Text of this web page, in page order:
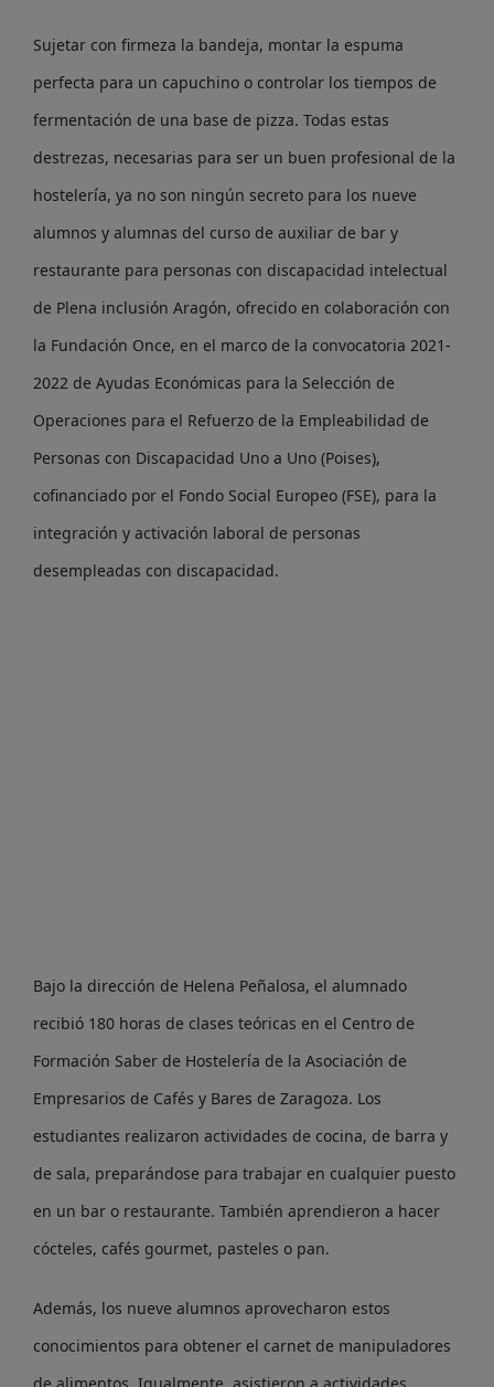
Sujetar con firmeza la bandeja, montar la espuma
perfecta para un capuchino o controlar los tiempos de
fermentación de una base de pizza. Todas estas
destrezas, necesarias para ser un buen profesional de la
hostelería, ya no son ningún secreto para los nueve
alumnos y alumnas del curso de auxiliar de bar y
restaurante para personas con discapacidad intelectual
de Plena inclusión Aragón, ofrecido en colaboración con
la Fundación Once, en el marco de la convocatoria 2021-
2022 de Ayudas Económicas para la Selección de
Operaciones para el Refuerzo de la Empleabilidad de
Personas con Discapacidad Uno a Uno (Poises),
cofinanciado por el Fondo Social Europeo (FSE), para la
integración y activación laboral de personas
desempleadas con discapacidad.
Bajo la dirección de Helena Peñalosa, el alumnado
recibió 180 horas de clases teóricas en el Centro de
Formación Saber de Hostelería de la Asociación de
Empresarios de Cafés y Bares de Zaragoza. Los
estudiantes realizaron actividades de cocina, de barra y
de sala, preparándose para trabajar en cualquier puesto
en un bar o restaurante. También aprendieron a hacer
cócteles, cafés gourmet, pasteles o pan.
Además, los nueve alumnos aprovecharon estos
conocimientos para obtener el carnet de manipuladores